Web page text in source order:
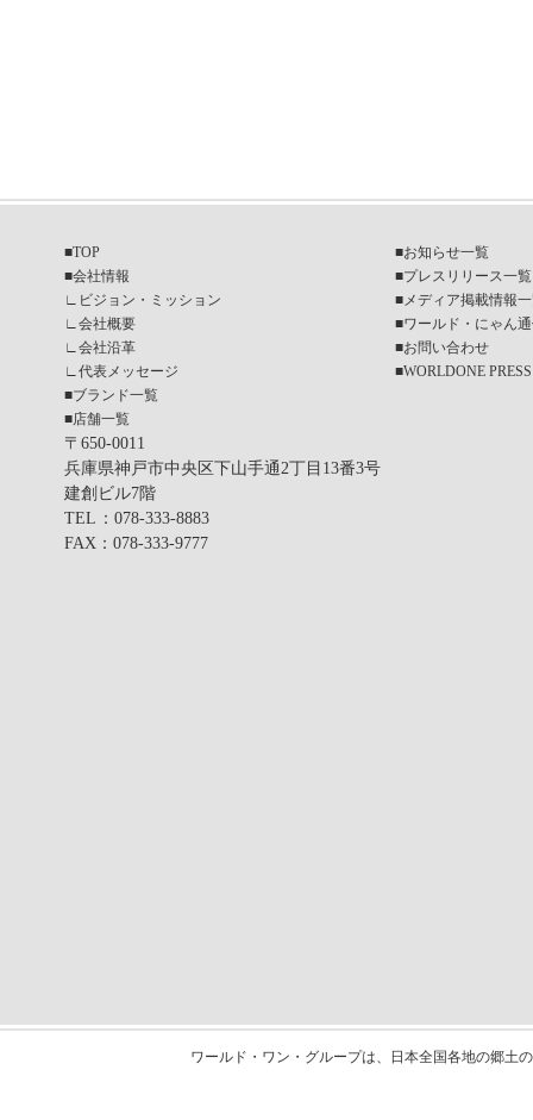
■TOP
■会社情報
∟
ビジョン・ミッション
∟ 会社概要
∟ 会社沿革
∟ 代表メッセージ
■ブランド一覧
■店舗一覧
■お知らせ一覧
■プレスリリース一覧
■ メディア掲載情報
■ワールド・にゃん
■お問い合わせ
■WORLDONE PRESS
〒650-0011
兵庫県神戸市中央区下山手通2丁目13番3号
建創ビル7階
TEL ：078-333-8883
FAX ：078-333-9777
ワールド・ワン・グループは、日本全国各地の郷土